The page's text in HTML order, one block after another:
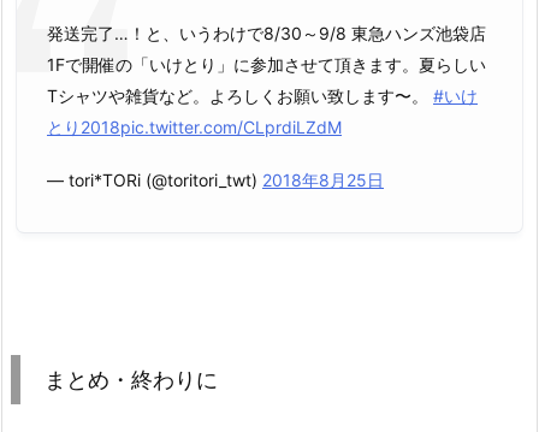
発送完了…！と、いうわけで8/30～9/8 東急ハンズ池袋店
1Fで開催の「いけとり」に参加させて頂きます。夏らしい
Tシャツや雑貨など。よろしくお願い致します〜。 #いけ
とり2018pic.twitter.com/CLprdiLZdM
— tori*TORi (@toritori_twt) 2018年8月25日
まとめ・終わりに